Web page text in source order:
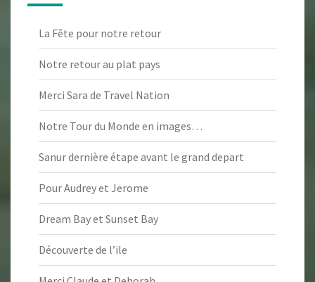
La Fête pour notre retour
Notre retour au plat pays
Merci Sara de Travel Nation
Notre Tour du Monde en images…
Sanur dernière étape avant le grand depart
Pour Audrey et Jerome
Dream Bay et Sunset Bay
Découverte de l’ile